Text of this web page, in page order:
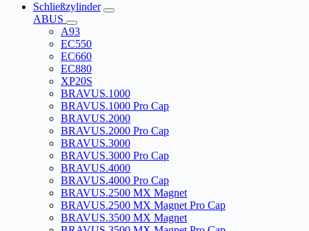
Schließzylinder
ABUS
A93
EC550
EC660
EC880
XP20S
BRAVUS.1000
BRAVUS.1000 Pro Cap
BRAVUS.2000
BRAVUS.2000 Pro Cap
BRAVUS.3000
BRAVUS.3000 Pro Cap
BRAVUS.4000
BRAVUS.4000 Pro Cap
BRAVUS.2500 MX Magnet
BRAVUS.2500 MX Magnet Pro Cap
BRAVUS.3500 MX Magnet